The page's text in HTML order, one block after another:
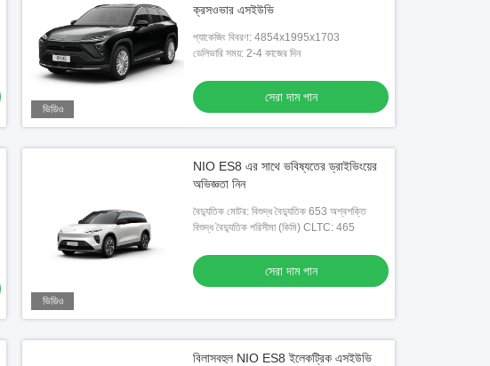
ভিডিও
ক্রসওভার এসইউভি
প্যাকেজিং বিবরণ: 4854x1995x1703
ডেলিভারি সময়: 2-4 কাজের দিন
সেরা দাম পান
ভিডিও
NIO ES8 এর সাথে ভবিষ্যতের ড্রাইভিংয়ের
অভিজ্ঞতা নিন
বৈদ্যুতিক মোটর: বিশুদ্ধ বৈদ্যুতিক 653 অশ্বশক্তি
বিশুদ্ধ বৈদ্যুতিক পরিসীমা (কিমি) CLTC: 465
সেরা দাম পান
বিলাসবহুল NIO ES8 ইলেকট্রিক এসইউভি